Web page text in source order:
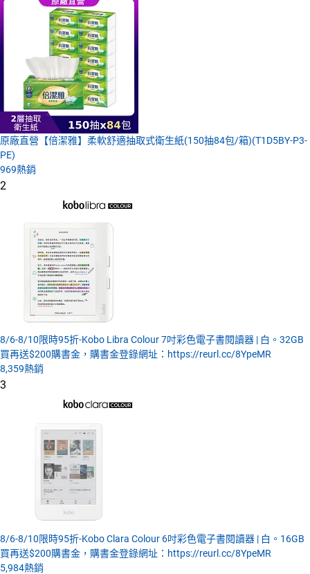
原廠直營【倍潔雅】柔軟舒適抽取式衛生紙(150抽84包/箱)(T1D5BY-P3-
PE)
969熱銷
2
8/6-8/10限時95折-Kobo Libra Colour 7吋彩色電子書閱讀器 | 白。32GB
買再送$200購書金，購書金登錄網址：https://reurl.cc/8YpeMR
8,359熱銷
3
8/6-8/10限時95折-Kobo Clara Colour 6吋彩色電子書閱讀器 | 白。16GB
買再送$200購書金，購書金登錄網址：https://reurl.cc/8YpeMR
5,984熱銷